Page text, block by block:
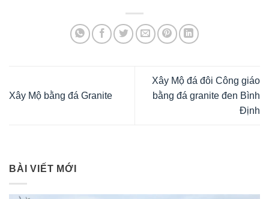
Xây Mộ bằng đá Granite
Xây Mộ đá đôi Công giáo
bằng đá granite đen Bình
Định
BÀI VIẾT MỚI